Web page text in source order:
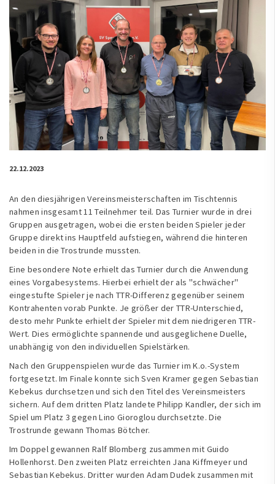
22.12.2023
An den diesjährigen Vereinsmeisterschaften im Tischtennis
nahmen insgesamt 11 Teilnehmer teil. Das Turnier wurde in drei
Gruppen ausgetragen, wobei die ersten beiden Spieler jeder
Gruppe direkt ins Hauptfeld aufstiegen, während die hinteren
beiden in die Trostrunde mussten.
Eine besondere Note erhielt das Turnier durch die Anwendung
eines Vorgabesystems. Hierbei erhielt der als "schwächer"
eingestufte Spieler je nach TTR-Differenz gegenüber seinem
Kontrahenten vorab Punkte. Je größer der TTR-Unterschied,
desto mehr Punkte erhielt der Spieler mit dem niedrigeren TTR-
Wert. Dies ermöglichte spannende und ausgeglichene Duelle,
unabhängig von den individuellen Spielstärken.
Nach den Gruppenspielen wurde das Turnier im K.o.-System
fortgesetzt. Im Finale konnte sich Sven Kramer gegen Sebastian
Kebekus durchsetzen und sich den Titel des Vereinsmeisters
sichern. Auf dem dritten Platz landete Philipp Kandler, der sich im
Spiel um Platz 3 gegen Lino Gioroglou durchsetzte. Die
Trostrunde gewann Thomas Bötcher.
Im Doppel gewannen Ralf Blomberg zusammen mit Guido
Hollenhorst. Den zweiten Platz erreichten Jana Kiffmeyer und
Sebastian Kebekus. Dritter wurden Adam Dudek zusammen mit